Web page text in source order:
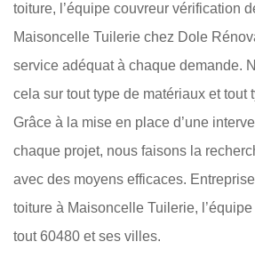
toiture, l’équipe couvreur vérification
Maisoncelle Tuilerie chez Dole
service adéquat à chaque demande.
cela sur tout type de matériaux et tout
Grâce à la mise en place d’une
chaque projet, nous faisons la
avec des moyens efficaces.
toiture à Maisoncelle Tuilerie,
tout 60480 et ses villes.